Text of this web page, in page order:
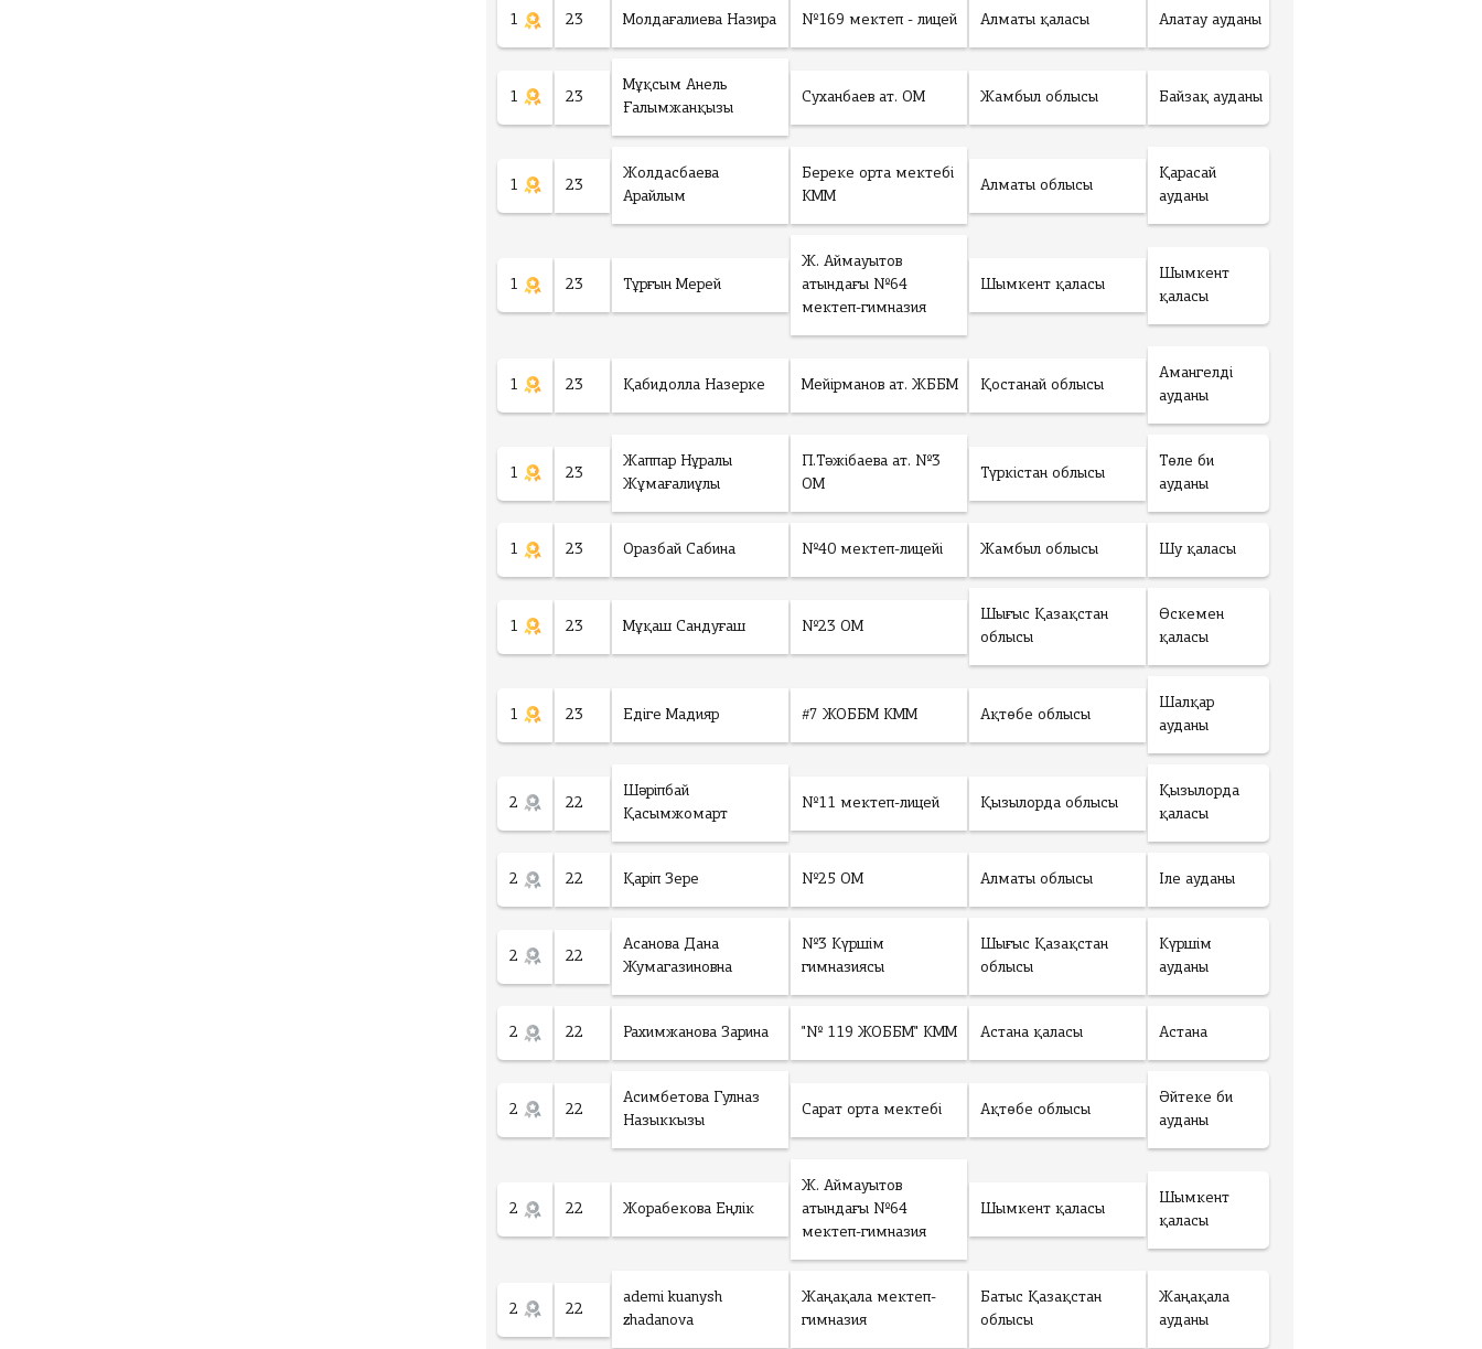
1 23 Молдағалиева Назира №169 мектеп - лицей Алматы қаласы Алатау ауданы
1 23
Мұқсым Анель
Ғалымжанқызы
Суханбаев ат. ОМ Жамбыл облысы Байзақ ауданы
1 23
Жолдасбаева
Арайлым
Береке орта мектебі
КММ
Алматы облысы
Қарасай
ауданы
1 23 Тұрғын Мерей
Ж. Аймауытов
атындағы №64
мектеп-гимназия
Шымкент қаласы
Шымкент
қаласы
1 23 Қабидолла Назерке Мейірманов ат. ЖББМ Қостанай облысы
Амангелді
ауданы
1 23
Жаппар Нұралы
Жұмағалиұлы
П.Тәжібаева ат. №3
ОМ
Түркістан облысы
Төле би
ауданы
1 23 Оразбай Сабина №40 мектеп-лицейі Жамбыл облысы Шу қаласы
1 23 Мұқаш Сандуғаш №23 ОМ
Шығыс Қазақстан
облысы
Өскемен
қаласы
1 23 Едіге Мадияр #7 ЖОББМ КММ Ақтөбе облысы
Шалқар
ауданы
2 22
Шәріпбай
Қасымжомарт
№11 мектеп-лицей Қызылорда облысы
Қызылорда
қаласы
2 22 Қаріп Зере №25 ОМ Алматы облысы Іле ауданы
2 22
Асанова Дана
Жумагазиновна
№3 Күршім
гимназиясы
Шығыс Қазақстан
облысы
Күршім
ауданы
2 22 Рахимжанова Зарина "№ 119 ЖОББМ" КММ Астана қаласы Астана
2 22
Асимбетова Гулназ
Назыккызы
Сарат орта мектебі Ақтөбе облысы
Әйтеке би
ауданы
2 22 Жорабекова Еңлік
Ж. Аймауытов
атындағы №64
мектеп-гимназия
Шымкент қаласы
Шымкент
қаласы
2 22
ademi kuanysh
zhadanova
Жаңақала мектеп-
гимназия
Батыс Қазақстан
облысы
Жаңақала
ауданы